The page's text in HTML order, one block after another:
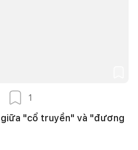
1
giữa "cổ truyền" và "đương